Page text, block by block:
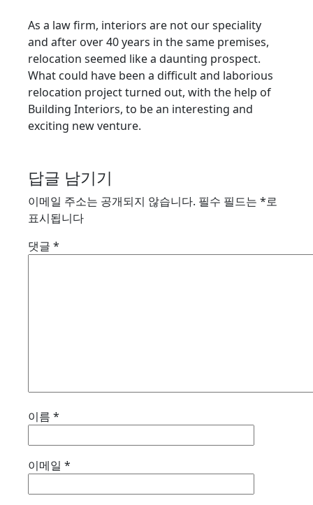
As a law firm, interiors are not our speciality
and after over 40 years in the same premises,
relocation seemed like a daunting prospect.
What could have been a difficult and laborious
relocation project turned out, with the help of
Building Interiors, to be an interesting and
exciting new venture.
답글 남기기
이메일 주소는 공개되지 않습니다. 필수 필드는 *로
표시됩니다
댓글 *
이름 *
이메일 *